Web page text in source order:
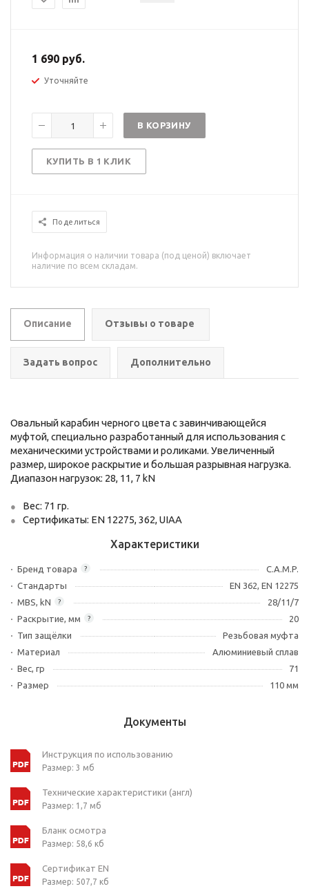
1 690 руб.
Уточняйте
В КОРЗИНУ
КУПИТЬ В 1 КЛИК
Поделиться
Информация о наличии товара (под ценой) включает
наличие по всем складам.
Описание Отзывы о товаре
Задать вопрос Дополнительно
Овальный карабин черного цвета c завинчивающейся
муфтой, специально разработанный для использования с
механическими устройствами и роликами. Увеличенный
размер, широкое раскрытие и большая разрывная нагрузка.
Диапазон нагрузок: 28, 11, 7 kN
Вес: 71 гр.
Сертификаты: EN 12275, 362, UIAA
Характеристики
?
Бренд товара
C.A.M.P.
Стандарты
EN 362, EN 12275
?
MBS, kN 28/11/7
?
Раскрытие, мм
20
Тип защёлки
Резьбовая муфта
Материал
Алюминиевый сплав
Вес, гр
71
Размер
110 мм
Документы
Инструкция по использованию
Размер: 3 мб
Технические характеристики (англ)
Размер: 1,7 мб
Бланк осмотра
Размер: 58,6 кб
Сертификат EN
Размер: 507,7 кб